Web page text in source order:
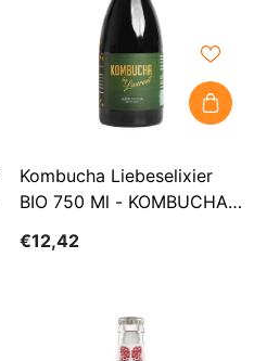
Kombucha Liebeselixier
BIO 750 Ml - KOMBUCHA
€12,42